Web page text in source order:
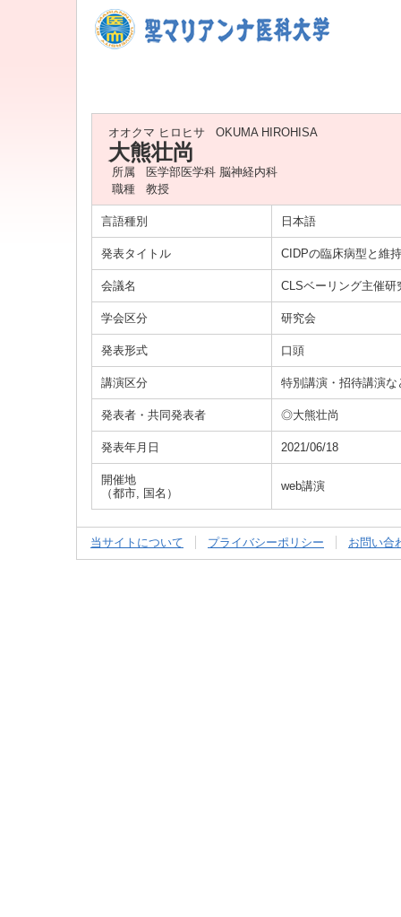
オオクマ ヒロヒサ OKUMA HIROHISA
大熊壮尚
所属
医学部医学科 脳神経内科
職種
教授
言語種別 日本語
発表タイトル CIDPの臨床病型と維
会議名 CLSベーリング主催研
学会区分 研究会
発表形式 口頭
講演区分 特別講演・招待講演な
発表者・共同発表者 ◎大熊壮尚
発表年月日 2021/06/18
開催地
（都市, 国名）
web講演
当サイトについて プライバシーポリシー お問い合